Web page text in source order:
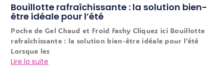
Bouillotte rafraîchissante : la solution bien-
être idéale pour l’été
Poche de Gel Chaud et Froid Fashy Cliquez ici Bouillotte
rafraîchissante : la solution bien-être idéale pour l’été
Lorsque les
Lire la suite